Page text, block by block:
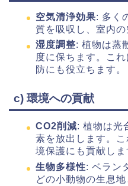
空気清浄効果: 多く
質を吸収し、室内の
湿度調整: 植物は蒸
度に保ちます。こ
防にも役立ちます。
c) 環境への貢献
CO2削減: 植物は光
素を放出します。
境保護にも貢献しま
生物多様性: ベラン
どの小動物の生息